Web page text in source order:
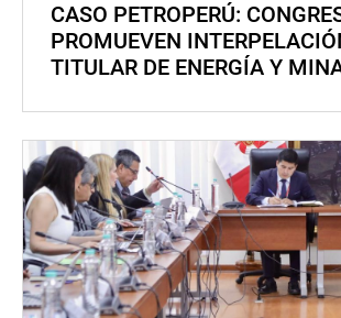
CASO PETROPERÚ:
PROMUEVEN
TITULAR DE ENERGÍA Y